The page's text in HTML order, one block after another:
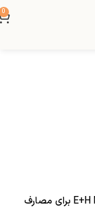
0
الکترود شیشه ای PH سنج E+H Memosens CPS61E برای مصارف